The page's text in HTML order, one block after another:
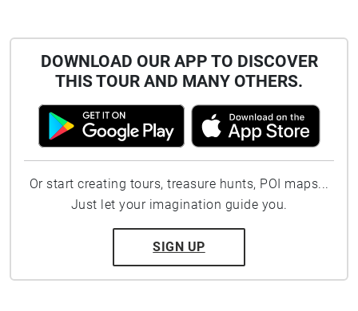
DOWNLOAD OUR APP TO DISCOVER
THIS TOUR AND MANY OTHERS.
Or start creating tours, treasure hunts, POI maps...
Just let your imagination guide you.
SIGN UP